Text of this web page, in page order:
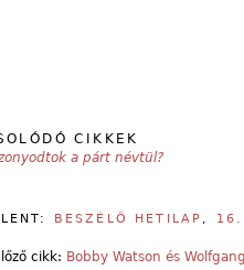
CIKKEK
a párt névtül?
BESZÉLŐ HETILAP 16.
cikk: Bobby Watson és